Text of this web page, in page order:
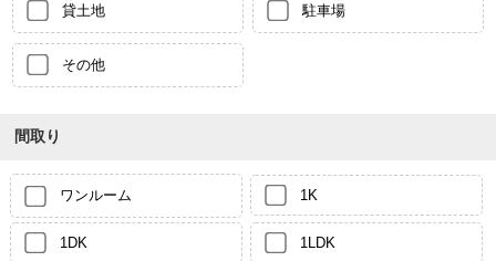
貸土地 駐車場
その他
間取り
ワンルーム 1K
1DK 1LDK